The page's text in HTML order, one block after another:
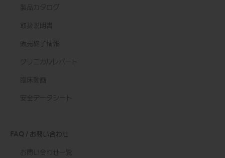
製品カタログ
取扱説明書
販売終了情報
クリニカルレポート
臨床動画
安全データシート
FAQ / お問い合わせ
お問い合わせ一覧